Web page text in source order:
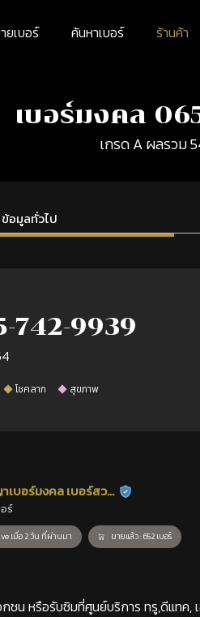
ยเบอร์ ค้นหาเบอร์ ร้านค้า
เบอร์มงคล
เกรด A ผลรวม
ข้อมูลทั่วไป
742-9939
โชคลาภ สุขภาพ
บอร์มงคล เบอร์สวย
ร์
ร้านยืนยันแล้ว
ร์
เมื่อ 2 วัน ที่ผ่านมา ขายแล้ว : 652 เบอร์
น หรือรับซิมที่ศูนย์บริการ ทรู,ดีแทค, เ